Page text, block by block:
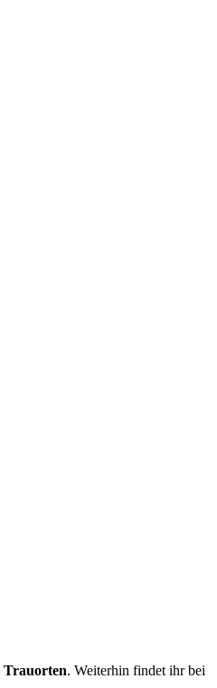
Trauorten. Weiterhin findet ihr bei